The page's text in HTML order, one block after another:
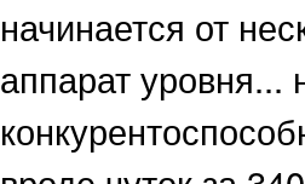
начинается от
аппарат уровня...